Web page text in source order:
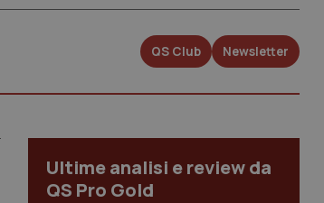
QS Club Newsletter
Ultime analisi e review da
QS Pro Gold